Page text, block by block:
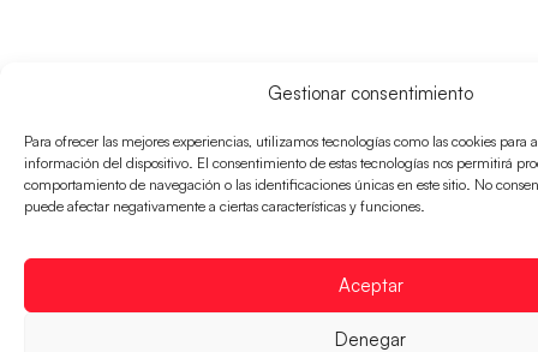
Gestionar consentimiento
Para ofrecer las mejores experiencias, utilizamos tecnologías como las cookies para
información del dispositivo. El consentimiento de estas tecnologías nos permitirá
comportamiento de navegación o las identificaciones únicas en este sitio. No
puede afectar negativamente a ciertas características y funciones.
Aceptar
Denegar